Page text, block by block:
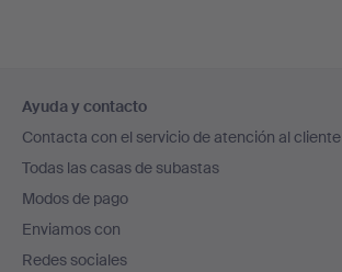
en
el
pie
de
página
Ayuda y contacto
Contacta con el servicio de atención al cliente
Todas las casas de subastas
Modos de pago
Enviamos con
Redes sociales